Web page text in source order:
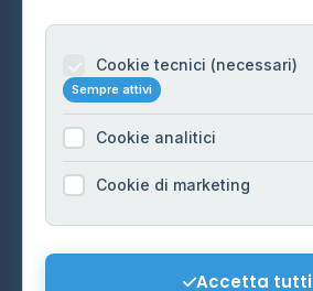
Informazioni legali
Cookie Policy
Preferenze Cookie
Mappa del sito
Cookie tecnici (necessari)
Sempre attivi
Cookie analitici
Cookie di marketing
Accetta tutti